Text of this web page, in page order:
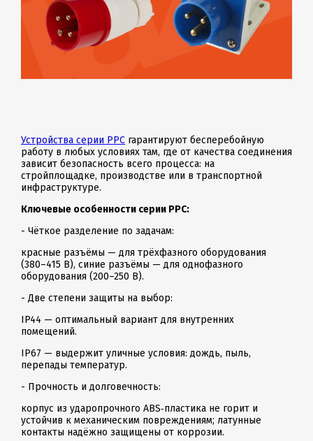
Устройства серии PPC гарантируют бесперебойную
работу в любых условиях там, где от качества соединения
зависит безопасность всего процесса: на
стройплощадке, производстве или в транспортной
инфраструктуре.
Ключевые особенности серии PPC:
- Чёткое разделение по задачам:
красные разъёмы — для трёхфазного оборудования
(380–415 В), синие разъёмы — для однофазного
оборудования (200–250 В).
- Две степени защиты на выбор:
IP44 — оптимальный вариант для внутренних
помещений.
IP67 — выдержит уличные условия: дождь, пыль,
перепады температур.
- Прочность и долговечность:
корпус из ударопрочного ABS‑пластика не горит и
устойчив к механическим повреждениям; латунные
контакты надёжно защищены от коррозии.